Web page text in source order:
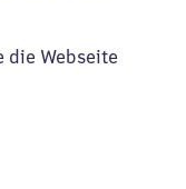
die Webseite